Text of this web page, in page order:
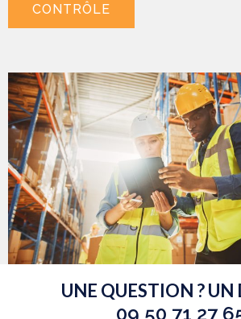
CONTRÔLE
UNE QUESTION ? UN
09 50 71 27